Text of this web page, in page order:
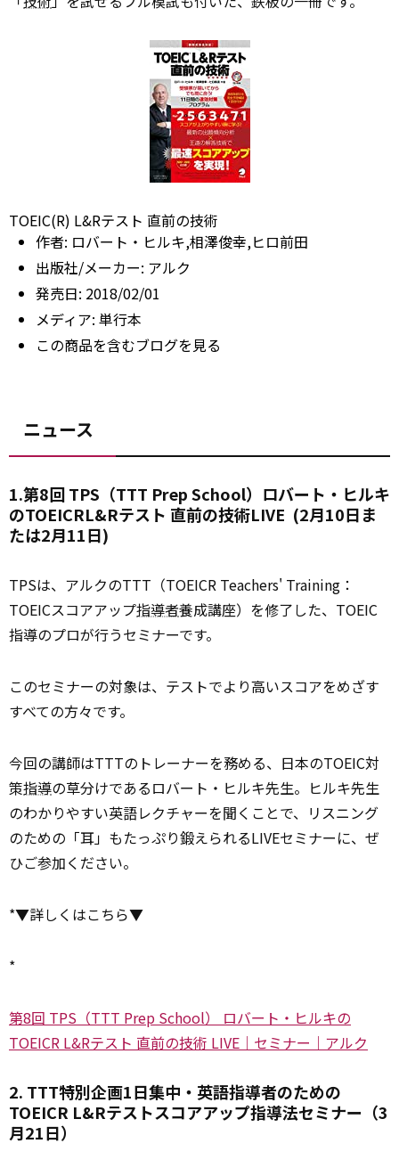
TOEIC(R) L&Rテスト 直前の技術
作者: ロバート・ヒルキ,相澤俊幸,ヒロ前田
出版社/メーカー: アルク
発売日: 2018/02/01
メディア: 単行本
この商品を含むブログを見る
ニュース
1.第8回 TPS（TTT Prep School）ロバート・ヒルキ
のTOEICRL&Rテスト 直前の技術LIVE (2月10日ま
たは2月11日)
TPSは、アルクのTTT（TOEICR Teachers' Training：
TOEICスコアアップ指導者養成講座）を修了した、TOEIC
指導のプロが行うセミナーです。
このセミナーの対象は、テストでより高いスコアをめざす
すべての方々です。
今回の講師はTTTのトレーナーを務める、日本のTOEIC対
策指導の草分けであるロバート・ヒルキ先生。ヒルキ先生
のわかりやすい英語レクチャーを聞くことで、リスニング
のための「耳」もたっぷり鍛えられるLIVEセミナーに、ぜ
ひご参加ください。
*▼詳しくはこちら▼
*
第8回 TPS（TTT Prep School） ロバート・ヒルキの
TOEICR L&Rテスト 直前の技術 LIVE｜セミナー｜アルク
2. TTT特別企画1日集中・英語指導者のための
TOEICR L&Rテストスコアアップ指導法セミナー（3
月21日）